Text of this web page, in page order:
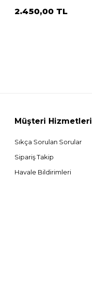
2.450,00 TL
Müşteri Hizmetleri
Sıkça Sorulan Sorular
Sipariş Takip
Havale Bildirimleri